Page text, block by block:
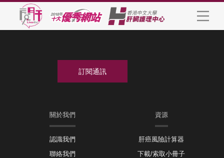
關於我們
認識我們
聯絡我們
資源
肝癌風險計算器
下載/索取小冊子